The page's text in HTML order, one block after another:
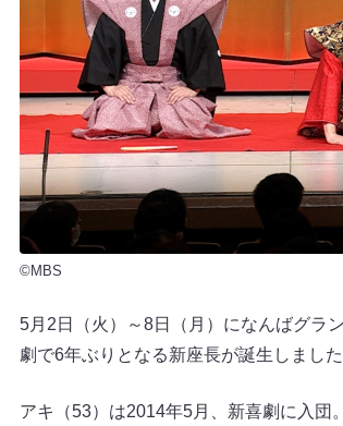
©MBS
5月2日（火）～8日（月）になんばグラ
劇で6年ぶりとなる新座長が誕生しました
アキ（53）は2014年5月、新喜劇に入団